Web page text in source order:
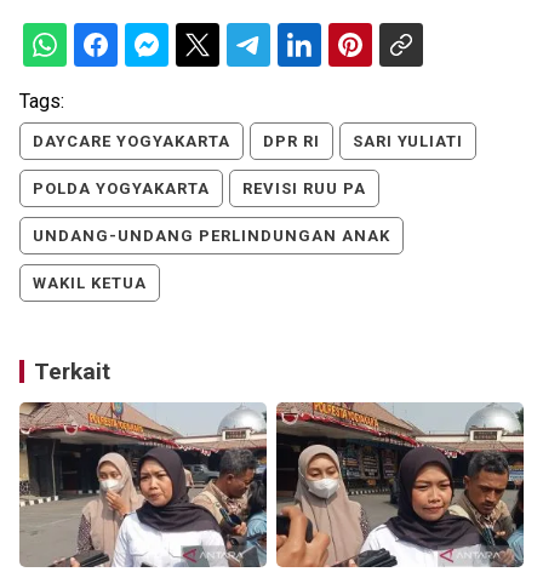
Tags:
DAYCARE YOGYAKARTA DPR RI SARI YULIATI
POLDA YOGYAKARTA REVISI RUU PA
UNDANG-UNDANG PERLINDUNGAN ANAK
WAKIL KETUA
Terkait